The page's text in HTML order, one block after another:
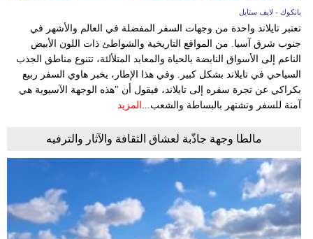
بانكوك - لايف ستايل
تعتبر تايلاند واحدة من وجهات السفر المفضلة في العالم والأشهر في
جنوب شرق آسيا. من المواقع التاريخية والشواطئ ذات اللون الأبيض
الناعم إلى الأسواق النابضة بالحياة والمعابد المتلألئة، تتنوع مناطق الجذب
السياحي في تايلاند بشكل كبير. وفي هذا الإطار، يخبر هاوي السفر ربيع
بكراكي عن تجرة سفره إلى تايلاند، فيقول أن "هذه الوجهة الآسيوية هي
آمنة للسفر وتشتهر بالبساطة والشعب... المزيد
مالطا وجهة جاذّبة لعشاق الثقافة والآثار والترفيه